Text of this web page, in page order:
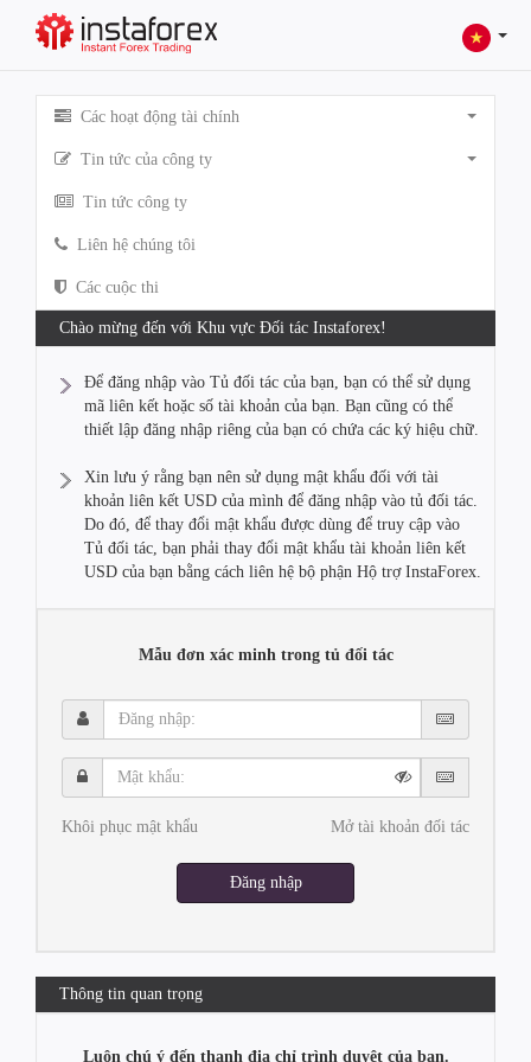
Các hoạt động tài chính
Tin tức của công ty
Tin tức công ty
Liên hệ chúng tôi
Các cuộc thi
Chào mừng đến với Khu vực Đối tác Instaforex!
Để đăng nhập vào Tủ đối tác của bạn, bạn có thể sử dụng
mã liên kết hoặc số tài khoản của bạn. Bạn cũng có thể
thiết lập đăng nhập riêng của bạn có chứa các ký hiệu chữ.
Xin lưu ý rằng bạn nên sử dụng mật khẩu đối với tài
khoản liên kết USD của mình để đăng nhập vào tủ đối tác.
Do đó, để thay đổi mật khẩu được dùng để truy cập vào
Tủ đối tác, bạn phải thay đổi mật khẩu tài khoản liên kết
USD của bạn bằng cách liên hệ bộ phận Hộ trợ InstaForex.
Mẫu đơn xác minh trong tủ đối tác
Đăng
nhập:
Mật
khẩu:
Khôi phục mật khẩu
Mở tài khoản đối tác
Đăng nhập
Thông tin quan trọng
Luôn chú ý đến thanh địa chỉ trình duyệt của bạn.